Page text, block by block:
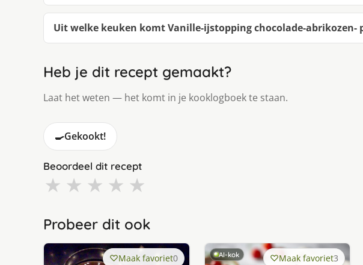
Uit welke keuken komt Va­nil­le-ijstop­ping cho­co­la­de-abri­ko­zen-
Heb je dit recept gemaakt?
Laat het weten — het komt in je kooklogboek te staan.
🍳Gekookt!
Beoordeel dit recept
★ ★ ★ ★ ★
Probeer dit ook
Maak favoriet0 AI-kok Maak favoriet3